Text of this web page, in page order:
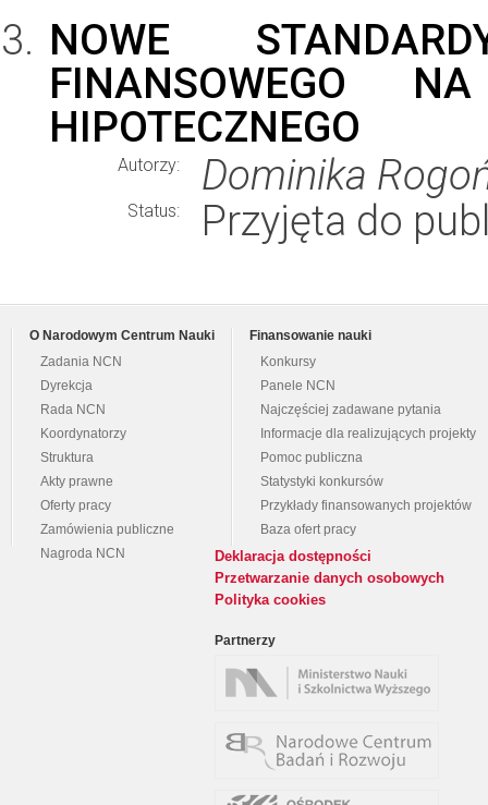
NOWE
FINANSOWEGO
HIPOTECZNEGO
Autorzy: Dominika
Status: Przyjęta do
O Narodowym Centrum Nauki
Zadania NCN
Dyrekcja
Rada NCN
Koordynatorzy
Struktura
Akty prawne
Oferty pracy
Zamówienia publiczne
Nagroda NCN
Finansowanie nauki
Konkursy
Panele NCN
Najczęściej zadawane pytania
Informacje dla realizujących projekty
Pomoc publiczna
Statystyki konkursów
Przykłady finansowanych projektów
Baza ofert pracy
Deklaracja dostępności
Przetwarzanie danych osobowych
Polityka cookies
Partnerzy